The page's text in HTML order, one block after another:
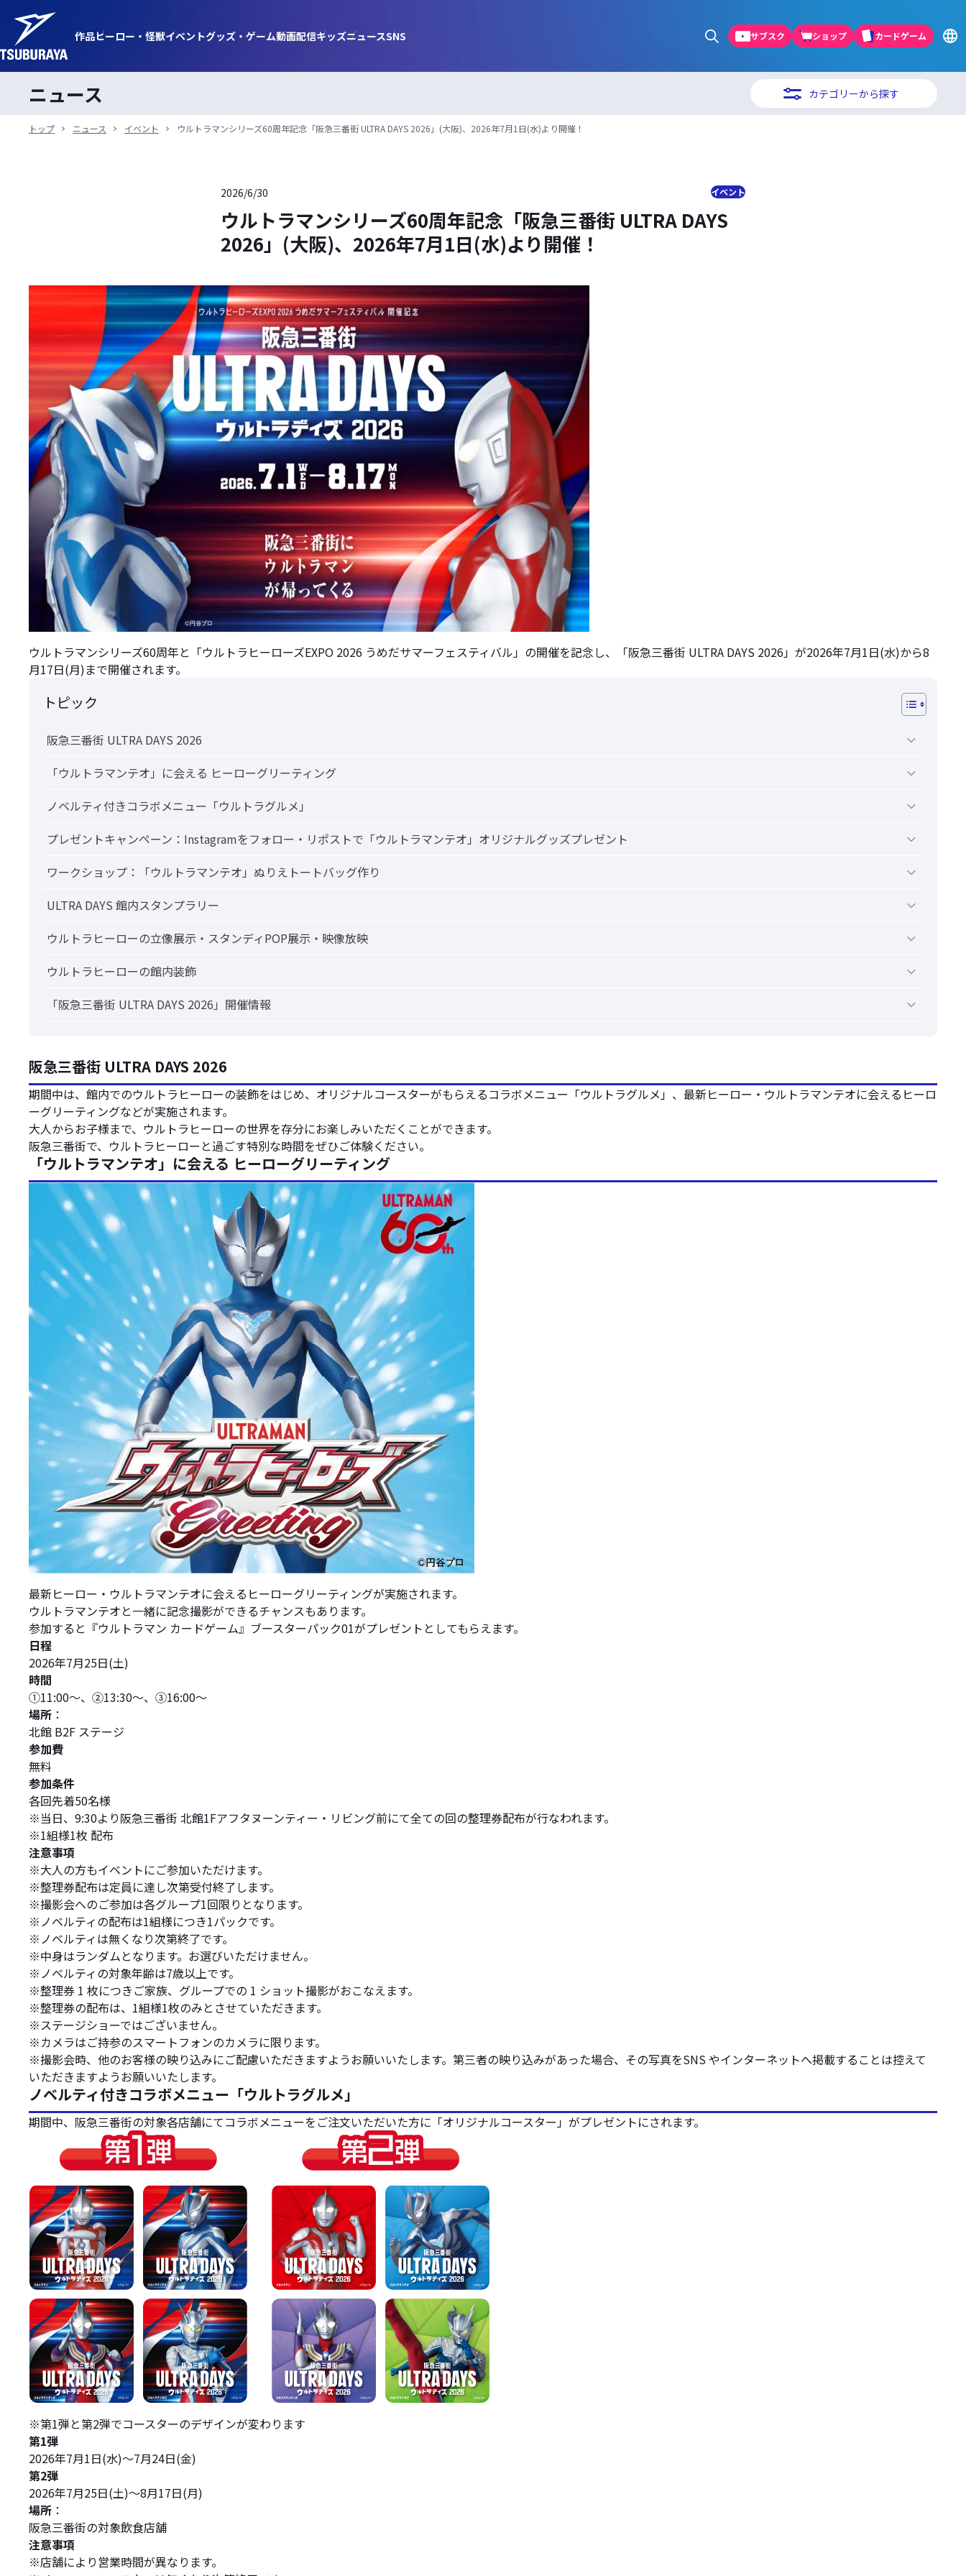
作品ヒーロー・ 怪獣イベントグッズ・ ゲーム動画配信キッズニュースSNS サブスク ショップ カードゲーム
ニュース カテゴリーから探す
トップ ニュース イベント ウルトラマンシリーズ60周年記念「阪急三番街 ULTRA DAYS 2026」(大阪)、2026年7月1日(水)より開催！
2026/6/30 イベント
ウルトラマンシリーズ60周年記念「阪急三番街 ULTRA DAYS
2026」(大阪)、2026年7月1日(水)より開催！
ウルトラマンシリーズ60周年と「ウルトラヒーローズEXPO 2026 うめだサマーフェスティバル」の開催を記念し、「阪急三番街 ULTRA DAYS 2026」が2026年7月1日(水)から8
月17日(月)まで開催されます。
トピック
阪急三番街 ULTRA DAYS 2026
「ウルトラマンテオ」に会える ヒーローグリーティング
ノベルティ付きコラボメニュー「ウルトラグルメ」
プレゼントキャンペーン：Instagramをフォロー・リポストで「ウルトラマンテオ」オリジナルグッズプレゼント
ワークショップ：「ウルトラマンテオ」ぬりえトートバッグ作り
ULTRA DAYS 館内スタンプラリー
ウルトラヒーローの立像展示・スタンディPOP展示・映像放映
ウルトラヒーローの館内装飾
「阪急三番街 ULTRA DAYS 2026」開催情報
阪急三番街 ULTRA DAYS 2026
期間中は、館内でのウルトラヒーローの装飾をはじめ、オリジナルコースターがもらえるコラボメニュー「ウルトラグルメ」、最新ヒーロー・ウルトラマンテオに会えるヒーロ
ーグリーティングなどが実施されます。
大人からお子様まで、ウルトラヒーローの世界を存分にお楽しみいただくことができます。
阪急三番街で、ウルトラヒーローと過ごす特別な時間をぜひご体験ください。
「ウルトラマンテオ」に会える ヒーローグリーティング
最新ヒーロー・ウルトラマンテオに会えるヒーローグリーティングが実施されます。
ウルトラマンテオと一緒に記念撮影ができるチャンスもあります。
参加すると『ウルトラマン カードゲーム』ブースターパック01がプレゼントとしてもらえます。
日程
2026年7月25日(土)
時間
①11:00～、②13:30～、③16:00～
場所 ：
北館 B2F ステージ
参加費
無料
参加条件
各回先着50名様
※当日、9:30より阪急三番街 北館1Fアフタヌーンティー・リビング前にて全ての回の整理券配布が行なわれます。
※1組様1枚 配布
注意事項
※大人の方もイベントにご参加いただけます。
※整理券配布は定員に達し次第受付終了します。
※撮影会へのご参加は各グループ1回限りとなります。
※ノベルティの配布は1組様につき1パックです。
※ノベルティは無くなり次第終了です。
※中身はランダムとなります。お選びいただけません。
※ノベルティの対象年齢は7歳以上です。
※整理券 1 枚につきご家族、グループでの 1 ショット撮影がおこなえます。
※整理券の配布は、1組様1枚のみとさせていただきます。
※ステージショーではございません。
※カメラはご持参のスマートフォンのカメラに限ります。
※撮影会時、他のお客様の映り込みにご配慮いただきますようお願いいたします。第三者の映り込みがあった場合、その写真をSNS やインターネットへ掲載することは控えて
いただきますようお願いいたします。
ノベルティ付きコラボメニュー「ウルトラグルメ」
期間中、阪急三番街の対象各店舗にてコラボメニューをご注文いただいた方に「オリジナルコースター」がプレゼントにされます。
※第1弾と第2弾でコースターのデザインが変わります
第1弾
2026年7月1日(水)～7月24日(金)
第2弾
2026年7月25日(土)～8月17日(月)
場所 ：
阪急三番街の対象飲食店舗
注意事項
※店舗により営業時間が異なります。